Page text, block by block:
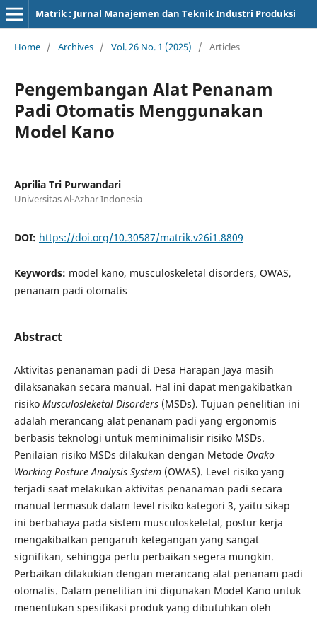
Matrik : Jurnal Manajemen dan Teknik Industri Produksi
Home / Archives / Vol. 26 No. 1 (2025) / Articles
Pengembangan Alat Penanam
Padi Otomatis Menggunakan
Model Kano
Aprilia Tri Purwandari
Universitas Al-Azhar Indonesia
DOI: https://doi.org/10.30587/matrik.v26i1.8809
Keywords: model kano, musculoskeletal disorders, OWAS,
penanam padi otomatis
Abstract
Aktivitas penanaman padi di Desa Harapan Jaya masih
dilaksanakan secara manual. Hal ini dapat mengakibatkan
risiko Musculosleketal Disorders(MSDs). Tujuan penelitian ini
adalah merancang alat penanam padi yang ergonomis
berbasis teknologi untuk meminimalisir risiko MSDs.
Penilaian risiko MSDs dilakukan dengan Metode Ovako
Working Posture Analysis System(OWAS). Level risiko yang
terjadi saat melakukan aktivitas penanaman padi secara
manual termasuk dalam level risiko kategori 3, yaitu sikap
ini berbahaya pada sistem musculoskeletal, postur kerja
mengakibatkan pengaruh ketegangan yang sangat
signifikan, sehingga perlu perbaikan segera mungkin.
Perbaikan dilakukian dengan merancang alat penanam padi
otomatis. Dalam penelitian ini digunakan Model Kano untuk
menentukan spesifikasi produk yang dibutuhkan oleh